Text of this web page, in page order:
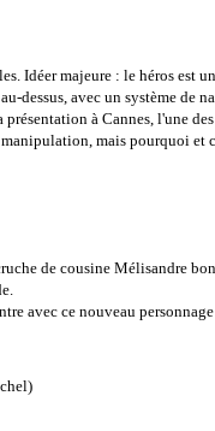
Idéer majeure : le héros
dessus, avec un système de
à Cannes, l'une
mais pourquoi et
de cousine Mélisandre
avec ce nouveau